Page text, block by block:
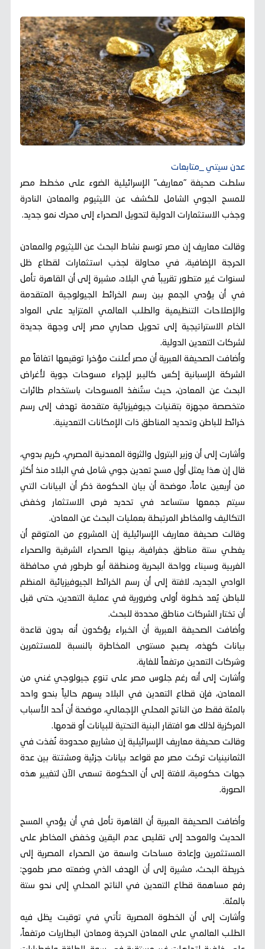
عدن سيتي _متابعات
سلطت صحيفة "معاريف" الإسرائيلية الضوء على مخطط مصر
للمسح الجوي الشامل للكشف عن الليثيوم والمعادن النادرة
وجذب الاستثمارات الدولية لتحويل الصحراء إلى محرك نمو جديد.
وقالت معاريف إن مصر توسع نشاط البحث عن الليثيوم والمعادن
الحرجة الإضافية، في محاولة لجذب استثمارات لقطاع ظل
لسنوات غير متطور تقريباً في البلاد، مشيرة إلى أن القاهرة تأمل
في أن يؤدي الجمع بين رسم الخرائط الجيولوجية المتقدمة
والإصلاحات التنظيمية والطلب العالمي المتزايد على المواد
الخام الاستراتيجية إلى تحويل صحاري مصر إلى وجهة جديدة
لشركات التعدين الدولية.
وأضافت الصحيفة العبرية أن مصر أعلنت مؤخرا توقيعها اتفاقاً مع
الشركة الإسبانية إكس كاليبر لإجراء مسوحات جوية لأغراض
البحث عن المعادن، حيث ستُنفذ المسوحات باستخدام طائرات
متخصصة مجهزة بتقنيات جيوفيزيائية متقدمة تهدف إلى رسم
خرائط للباطن وتحديد المناطق ذات الإمكانات التعدينية.
وأشارت إلى أن وزير البترول والثروة المعدنية المصري، كريم بدوي،
قال إن هذا يمثل أول مسح تعدين جوي شامل في البلاد منذ أكثر
من أربعين عاماً، موضحة أن بيان الحكومة ذكر أن البيانات التي
سيتم جمعها ستساعد في تحديد فرص الاستثمار وخفض
التكاليف والمخاطر المرتبطة بعمليات البحث عن المعادن.
وقالت صحيفة معاريف الإسرائيلية إن المشروع من المتوقع أن
يغطي ستة مناطق جغرافية، بينها الصحراء الشرقية والصحراء
الغربية وسيناء وواحة البحرية ومنطقة أبو طرطور في محافظة
الوادي الجديد، لافتة إلى أن رسم الخرائط الجيوفيزيائية المنظم
للباطن يُعد خطوة أولى وضرورية في عملية التعدين، حتى قبل
أن تختار الشركات مناطق محددة للبحث.
وأضافت الصحيفة العبرية أن الخبراء يؤكدون أنه بدون قاعدة
بيانات كهذه، يصبح مستوى المخاطرة بالنسبة للمستثمرين
وشركات التعدين مرتفعاً للغاية.
وأشارت إلى أنه رغم جلوس مصر على تنوع جيولوجي غني من
المعادن، فإن قطاع التعدين في البلاد يسهم حالياً بنحو واحد
بالمئة فقط من الناتج المحلي الإجمالي، موضحة أن أحد الأسباب
المركزية لذلك هو افتقار البنية التحتية للبيانات أو قدمها.
وقالت صحيفة معاريف الإسرائيلية إن مشاريع محدودة نُفذت في
الثمانينيات تركت مصر مع قواعد بيانات جزئية ومشتتة بين عدة
جهات حكومية، لافتة إلى أن الحكومة تسعى الآن لتغيير هذه
الصورة.
وأضافت الصحيفة العبرية أن القاهرة تأمل في أن يؤدي المسح
الحديث والموحد إلى تقليص عدم اليقين وخفض المخاطر على
المستثمرين وإعادة مساحات واسعة من الصحراء المصرية إلى
خريطة البحث، مشيرة إلى أن الهدف الذي وضعته مصر طموح:
رفع مساهمة قطاع التعدين في الناتج المحلي إلى نحو ستة
بالمئة.
وأشارت إلى أن الخطوة المصرية تأتي في توقيت يظل فيه
الطلب العالمي على المعادن الحرجة ومعادن البطاريات مرتفعاً،